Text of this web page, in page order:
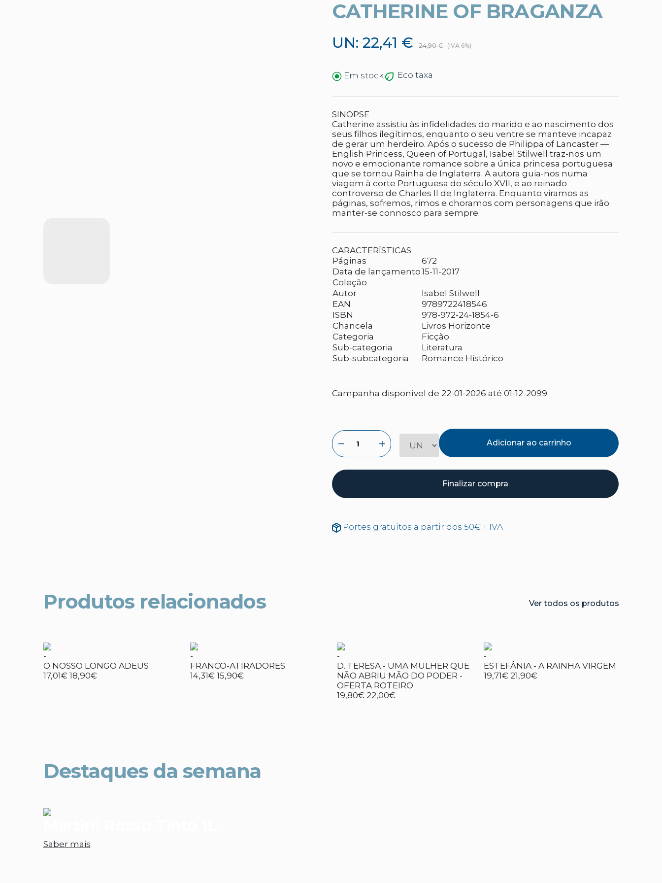
CATHERINE OF BRAGANZA
UN: 22,41 € 24,90 € (IVA 6%)
Em stock Eco taxa
SINOPSE
Catherine assistiu às infidelidades do marido e ao nascimento dos
seus filhos ilegítimos, enquanto o seu ventre se manteve incapaz
de gerar um herdeiro. Após o sucesso de Philippa of Lancaster —
English Princess, Queen of Portugal, Isabel Stilwell traz-nos um
novo e emocionante romance sobre a única princesa portuguesa
que se tornou Rainha de Inglaterra. A autora guia-nos numa
viagem à corte Portuguesa do século XVII, e ao reinado
controverso de Charles II de Inglaterra. Enquanto viramos as
páginas, sofremos, rimos e choramos com personagens que irão
manter-se connosco para sempre.
CARACTERÍSTICAS
Páginas
672
Data de lançamento15-11-2017
Coleção
Autor
Isabel Stilwell
EAN
9789722418546
ISBN
978-972-24-1854-6
Chancela
Livros Horizonte
Categoria
Ficção
Sub-categoria
Literatura
Sub-subcategoria
Romance Histórico
Campanha disponível de 22-01-2026 até 01-12-2099
Adicionar ao carrinho
Finalizar compra
Portes gratuitos a partir dos 50€ + IVA
Produtos relacionados Ver todos os produtos
-
O NOSSO LONGO ADEUS
17,01€ 18,90€
-
FRANCO-ATIRADORES
14,31€ 15,90€
-
D. TERESA - UMA MULHER QUE
NÃO ABRIU MÃO DO PODER -
OFERTA ROTEIRO
19,80€ 22,00€
-
ESTEFÂNIA - A RAINHA VIRGEM
19,71€ 21,90€
Destaques da semana
Saber mais